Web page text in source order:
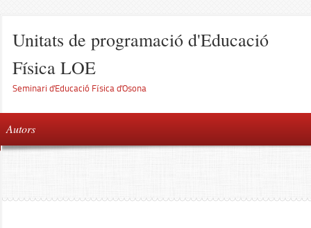
Unitats de programació d'Educació
Física LOE
Seminari d'Educació Física d'Osona
Autors